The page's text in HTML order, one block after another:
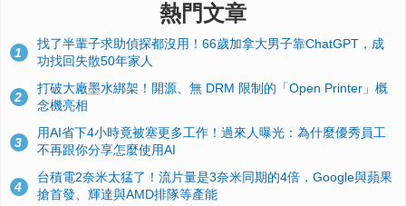
熱門文章
1
找了半輩子求助偵探都沒用！66歲加拿大男子靠ChatGPT，成
功找回失散50年家人
2
打破大廠墨水綁架！開源、無 DRM 限制的「Open Printer」概
念機亮相
3
用AI省下4小時竟被塞更多工作！過來人曝光：為什麼優秀員工
不再跟你分享怎麼使用AI
4
台積電2奈米太猛了！流片量是3奈米同期的4倍，Google與蘋果
搶首發、輝達與AMD排隊等產能